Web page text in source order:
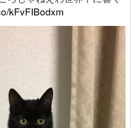
kFvFIBodxm